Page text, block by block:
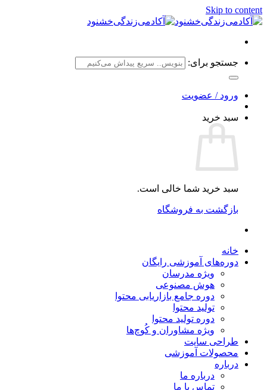
Skip to content
جستجو برای:
ورود / عضویت
سبد خرید
سبد خرید شما خالی است.
بازگشت به فروشگاه
خانه
دوره‌های آموزشی رایگان
ویژه مدرسان
هوش مصنوعی
دوره جامع بازاریابی محتوا
تولید محتوا
دوره تولید محتوا
ویژه مشاوران و کُوچ‌ها
طراحی سایت
محصولات آموزشی
درباره
درباره ما
تماس با ما